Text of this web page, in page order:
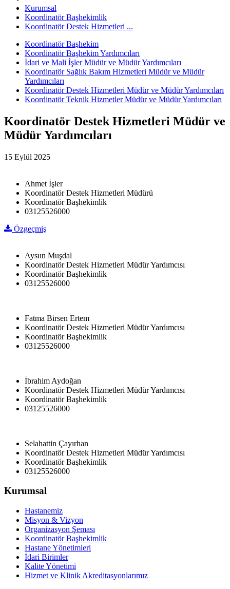
Kurumsal
Koordinatör Başhekimlik
Koordinatör Destek Hizmetleri ...
Koordinatör Başhekim
Koordinatör Başhekim Yardımcıları
İdari ve Mali İşler Müdür ve Müdür Yardımcıları
Koordinatör Sağlık Bakım Hizmetleri Müdür ve Müdür
Yardımcıları
Koordinatör Destek Hizmetleri Müdür ve Müdür Yardımcıları
Koordinatör Teknik Hizmetler Müdür ve Müdür Yardımcıları
Koordinatör Destek Hizmetleri Müdür ve
Müdür Yardımcıları
15 Eylül 2025
Ahmet İşler
Koordinatör Destek Hizmetleri Müdürü
Koordinatör Başhekimlik
03125526000
Özgeçmiş
Aysun Muşdal
Koordinatör Destek Hizmetleri Müdür Yardımcısı
Koordinatör Başhekimlik
03125526000
Fatma Birsen Ertem
Koordinatör Destek Hizmetleri Müdür Yardımcısı
Koordinatör Başhekimlik
03125526000
İbrahim Aydoğan
Koordinatör Destek Hizmetleri Müdür Yardımcısı
Koordinatör Başhekimlik
03125526000
Selahattin Çayırhan
Koordinatör Destek Hizmetleri Müdür Yardımcısı
Koordinatör Başhekimlik
03125526000
Kurumsal
Hastanemiz
Misyon & Vizyon
Organizasyon Şeması
Koordinatör Başhekimlik
Hastane Yönetimleri
İdari Birimler
Kalite Yönetimi
Hizmet ve Klinik Akreditasyonlarımız